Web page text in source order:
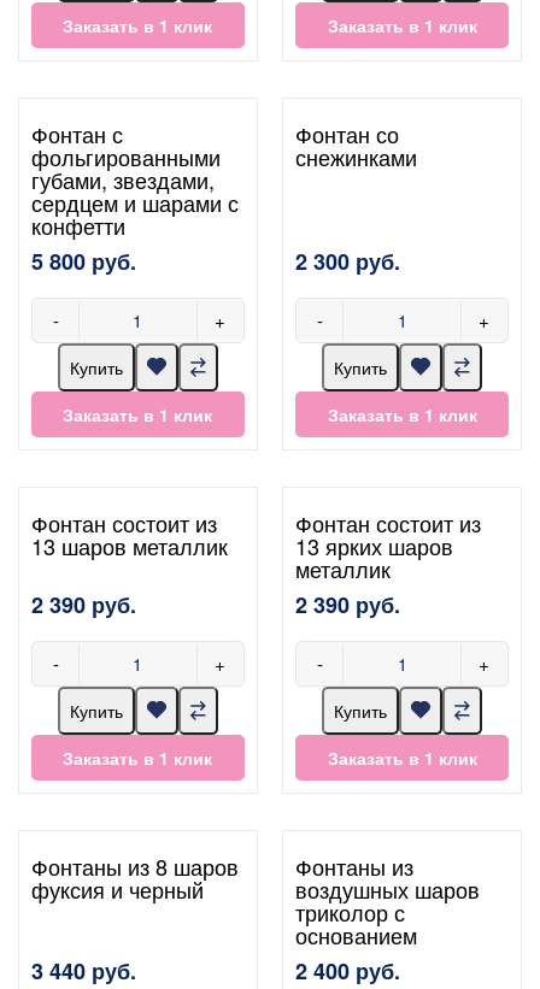
Заказать в 1 клик
Заказать в 1 клик
Фонтан с
фольгированными
губами, звездами,
сердцем и шарами с
конфетти
5 800 руб.
- +
Купить
Заказать в 1 клик
Фонтан со
снежинками
2 300 руб.
- +
Купить
Заказать в 1 клик
Фонтан состоит из
13 шаров металлик
2 390 руб.
- +
Купить
Заказать в 1 клик
Фонтан состоит из
13 ярких шаров
металлик
2 390 руб.
- +
Купить
Заказать в 1 клик
Фонтаны из 8 шаров
фуксия и черный
3 440 руб.
Фонтаны из
воздушных шаров
триколор с
основанием
2 400 руб.